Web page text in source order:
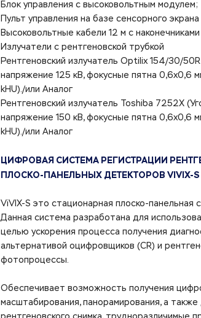
Блок управления с высоковольтным модулем;
Пульт управления на базе сенсорного
Высоковольтные кабели 12 м с
Излучатели с рентгеновской трубкой
Рентгеновский излучатель Optilix 154/30/
напряжение 125 кВ, фокусные пятна 0,6х0,6
kHU)./или Аналог
Рентгеновский излучатель Toshiba 7252X
напряжение 150 кВ, фокусные пятна 0,6х0,6
kHU)./или Аналог
ЦИФРОВАЯ СИСТЕМА РЕГИСТРАЦИИ
ПЛОСКО-ПАНЕЛЬНЫХ ДЕТЕКТОРОВ VIVIX-S
ViVIX-S это стационарная плоско-
Данная система разработана для
целью ускорения процесса получения
альтернативой оцифровщиков (CR) и
фотопроцессы.
Обеспечивает возможность получения
масштабирования, панорамирования, а